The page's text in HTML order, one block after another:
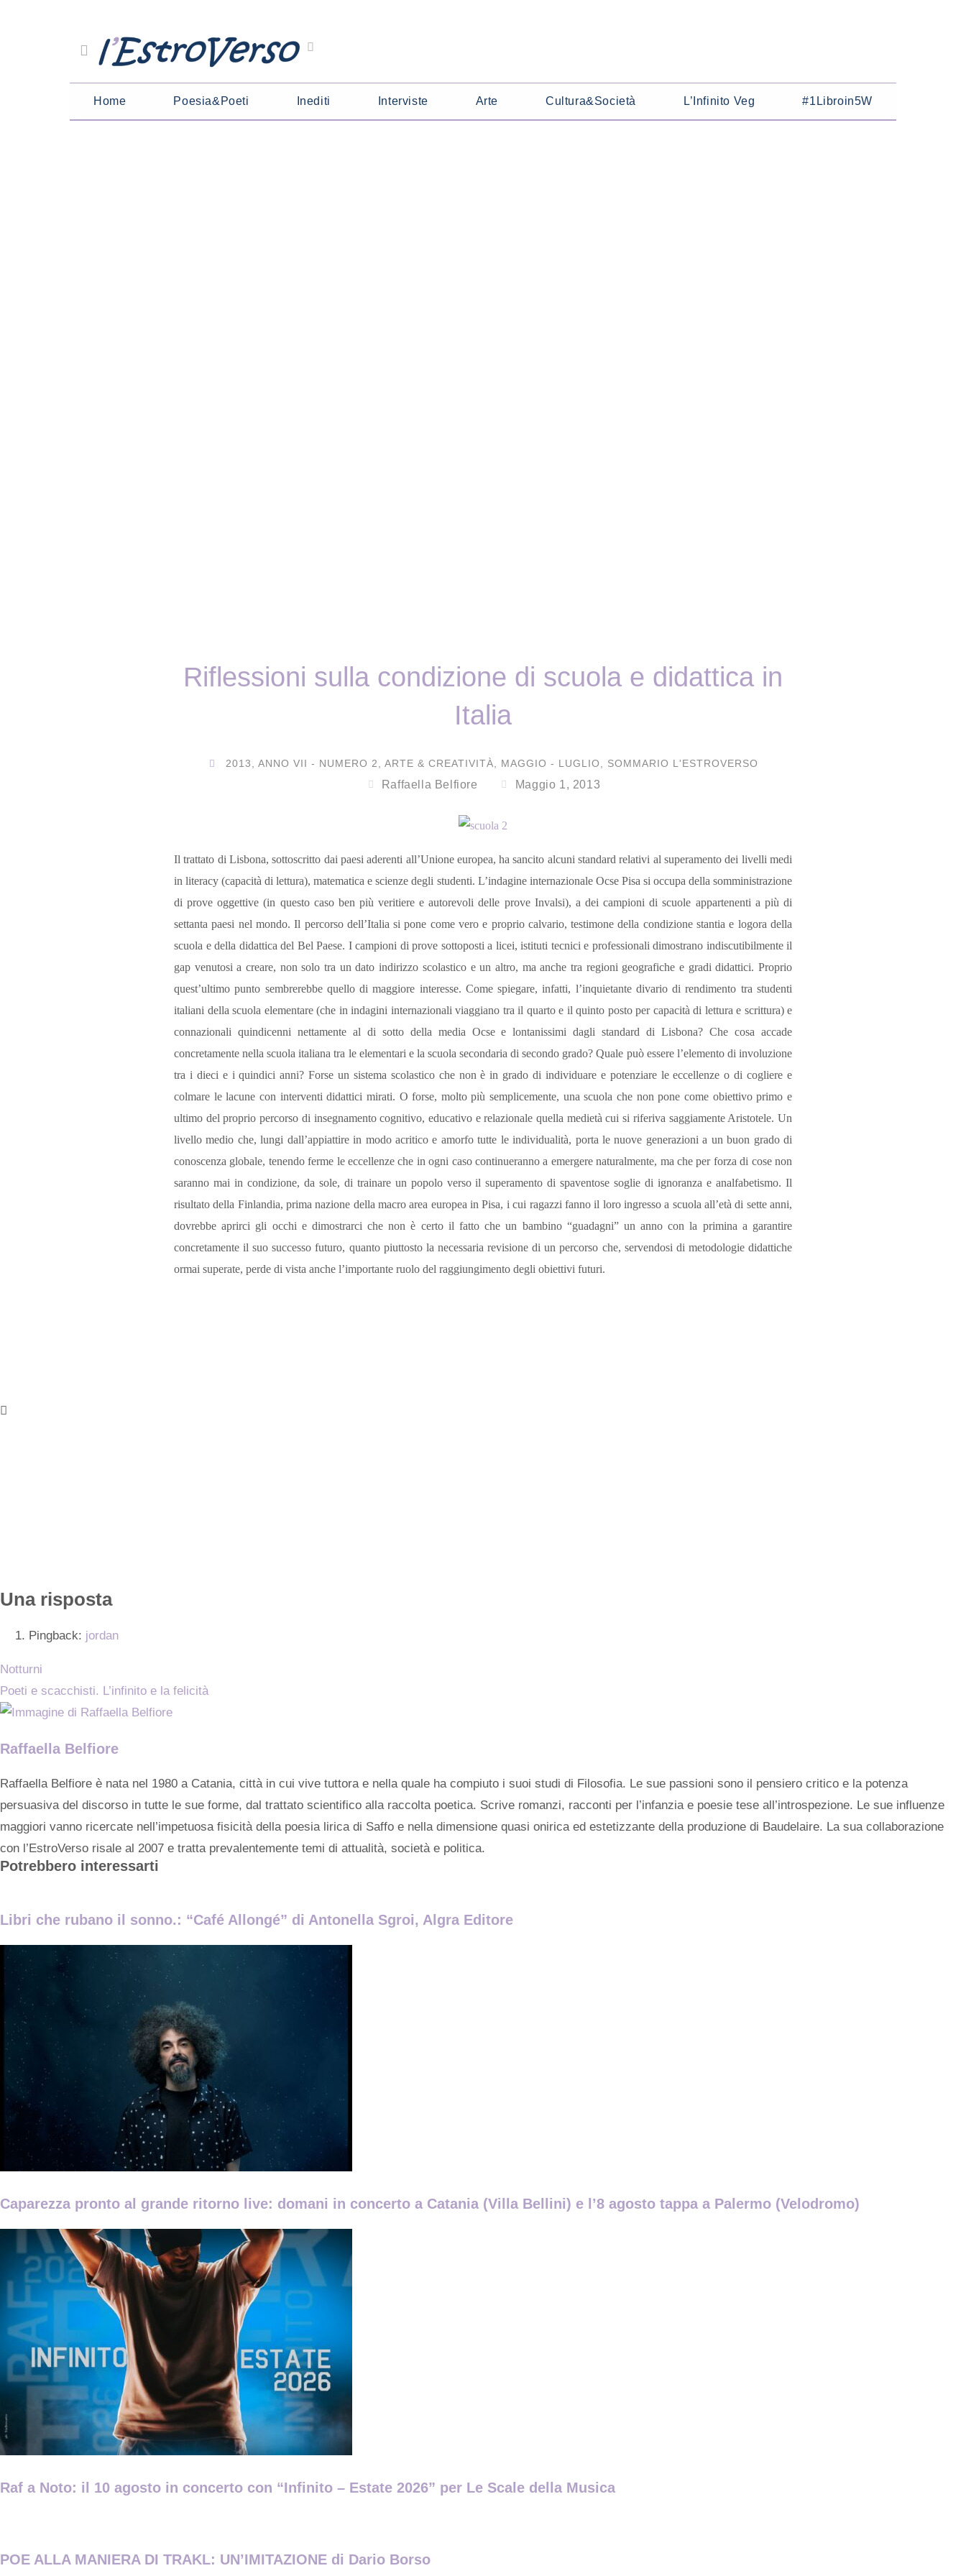
Home Poesia&Poeti Inediti Interviste Arte Cultura&Società L’Infinito Veg #1Libroin5W
Riflessioni sulla condizione di scuola e didattica in
Italia
2013, ANNO VII - NUMERO 2, ARTE & CREATIVITÀ, MAGGIO - LUGLIO, SOMMARIO L'ESTROVERSO
Raffaella Belfiore Maggio 1, 2013
Il trattato di Lisbona, sottoscritto dai paesi aderenti all’Unione europea, ha sancito alcuni standard relativi al superamento dei livelli medi
in literacy (capacità di lettura), matematica e scienze degli studenti. L’indagine internazionale Ocse Pisa si occupa della somministrazione
di prove oggettive (in questo caso ben più veritiere e autorevoli delle prove Invalsi), a dei campioni di scuole appartenenti a più di
settanta paesi nel mondo. Il percorso dell’Italia si pone come vero e proprio calvario, testimone della condizione stantia e logora della
scuola e della didattica del Bel Paese. I campioni di prove sottoposti a licei, istituti tecnici e professionali dimostrano indiscutibilmente il
gap venutosi a creare, non solo tra un dato indirizzo scolastico e un altro, ma anche tra regioni geografiche e gradi didattici. Proprio
quest’ultimo punto sembrerebbe quello di maggiore interesse. Come spiegare, infatti, l’inquietante divario di rendimento tra studenti
italiani della scuola elementare (che in indagini internazionali viaggiano tra il quarto e il quinto posto per capacità di lettura e scrittura) e
connazionali quindicenni nettamente al di sotto della media Ocse e lontanissimi dagli standard di Lisbona? Che cosa accade
concretamente nella scuola italiana tra le elementari e la scuola secondaria di secondo grado? Quale può essere l’elemento di involuzione
tra i dieci e i quindici anni? Forse un sistema scolastico che non è in grado di individuare e potenziare le eccellenze o di cogliere e
colmare le lacune con interventi didattici mirati. O forse, molto più semplicemente, una scuola che non pone come obiettivo primo e
ultimo del proprio percorso di insegnamento cognitivo, educativo e relazionale quella medietà cui si riferiva saggiamente Aristotele. Un
livello medio che, lungi dall’appiattire in modo acritico e amorfo tutte le individualità, porta le nuove generazioni a un buon grado di
conoscenza globale, tenendo ferme le eccellenze che in ogni caso continueranno a emergere naturalmente, ma che per forza di cose non
saranno mai in condizione, da sole, di trainare un popolo verso il superamento di spaventose soglie di ignoranza e analfabetismo. Il
risultato della Finlandia, prima nazione della macro area europea in Pisa, i cui ragazzi fanno il loro ingresso a scuola all’età di sette anni,
dovrebbe aprirci gli occhi e dimostrarci che non è certo il fatto che un bambino “guadagni” un anno con la primina a garantire
concretamente il suo successo futuro, quanto piuttosto la necessaria revisione di un percorso che, servendosi di metodologie didattiche
ormai superate, perde di vista anche l’importante ruolo del raggiungimento degli obiettivi futuri.
Una risposta
Pingback: jordan
Notturni
Poeti e scacchisti. L’infinito e la felicità
Raffaella Belfiore
Raffaella Belfiore è nata nel 1980 a Catania, città in cui vive tuttora e nella quale ha compiuto i suoi studi di Filosofia. Le sue passioni sono il pensiero critico e la potenza
persuasiva del discorso in tutte le sue forme, dal trattato scientifico alla raccolta poetica. Scrive romanzi, racconti per l’infanzia e poesie tese all’introspezione. Le sue influenze
maggiori vanno ricercate nell’impetuosa fisicità della poesia lirica di Saffo e nella dimensione quasi onirica ed estetizzante della produzione di Baudelaire. La sua collaborazione
con l’EstroVerso risale al 2007 e tratta prevalentemente temi di attualità, società e politica.
Potrebbero interessarti
Libri che rubano il sonno.: “Café Allongé” di Antonella Sgroi, Algra Editore
Caparezza pronto al grande ritorno live: domani in concerto a Catania (Villa Bellini) e l’8 agosto tappa a Palermo (Velodromo)
Raf a Noto: il 10 agosto in concerto con “Infinito – Estate 2026” per Le Scale della Musica
POE ALLA MANIERA DI TRAKL: UN’IMITAZIONE di Dario Borso